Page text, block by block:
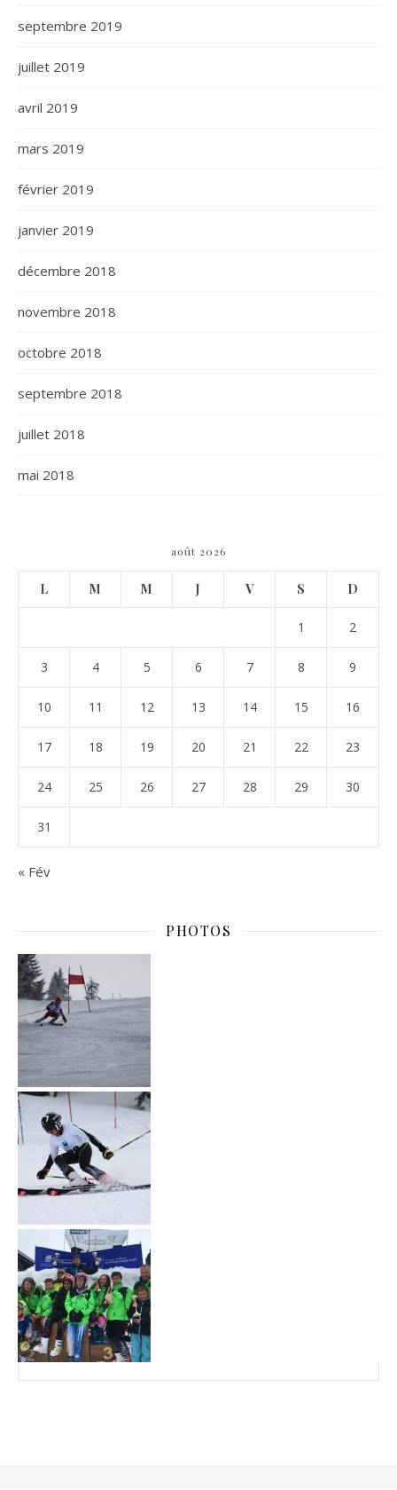
septembre 2019
juillet 2019
avril 2019
mars 2019
février 2019
janvier 2019
décembre 2018
novembre 2018
octobre 2018
septembre 2018
juillet 2018
mai 2018
août 2026
L M M J V S D
1 2
3 4 5 6 7 8 9
10 11 12 13 14 15 16
17 18 19 20 21 22 23
24 25 26 27 28 29 30
31
« Fév
PHOTOS